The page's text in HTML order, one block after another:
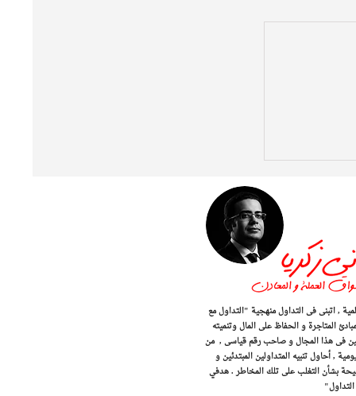
الذهب و المال العالمية , اتبنى فى التداول منهجية "التداول مع
المتاجرة و الحفاظ على المال وتنميته
المحترفين فى هذا المجال و صاحب رقم قياسى , من
, أحاول تنبيه المتداولين المبتدئين و
بشأن التغلب على تلك المخاطر . هدفي